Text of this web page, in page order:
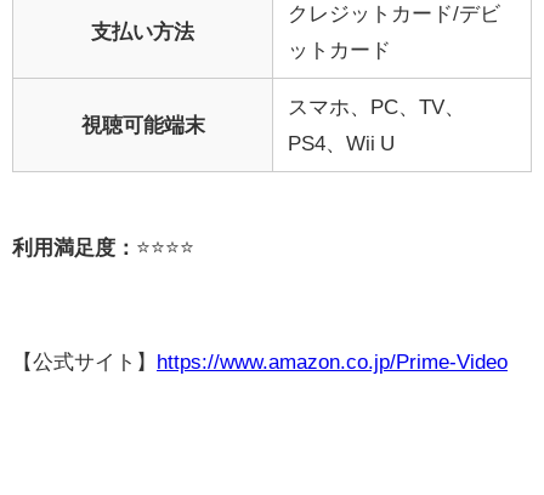
支払い方法
クレジットカード/デビ
ットカード
視聴可能端末
スマホ、PC、TV、
PS4、Wii U
利用満足度： ⭐️⭐️⭐️⭐️
【公式サイト】 https://www.amazon.co.jp/Prime-Video